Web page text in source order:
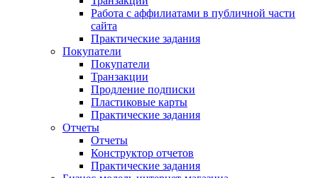
Работа с аффилиатами в публичной части
сайта
Практические задания
Покупатели
Покупатели
Транзакции
Продление подписки
Пластиковые карты
Практические задания
Отчеты
Отчеты
Конструктор отчетов
Практические задания